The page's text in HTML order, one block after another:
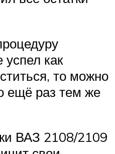
успел как
то можно
ещё раз тем же
ВАЗ 2108/2109